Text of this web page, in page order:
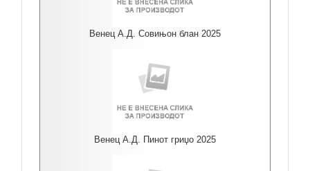
Венец А.Д. Совињон блан 2025
Венец А.Д. Пинот гриџо 2025